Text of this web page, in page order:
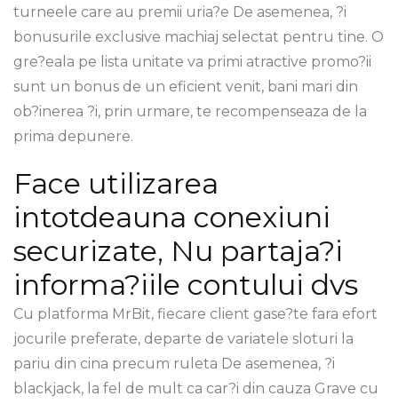
turneele care au premii uria?e De asemenea, ?i
bonusurile exclusive machiaj selectat pentru tine. O
gre?eala pe lista unitate va primi atractive promo?ii
sunt un bonus de un eficient venit, bani mari din
ob?inerea ?i, prin urmare, te recompenseaza de la
prima depunere.
Face utilizarea
intotdeauna conexiuni
securizate, Nu partaja?i
informa?iile contului dvs
Cu platforma MrBit, fiecare client gase?te fara efort
jocurile preferate, departe de variatele sloturi la
pariu din cina precum ruleta De asemenea, ?i
blackjack, la fel de mult ca car?i din cauza Grave cu